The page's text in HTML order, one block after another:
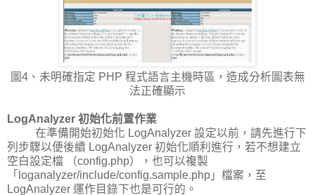
圖4、未明確指定 PHP 程式語言主機時區，造成分析圖表無
法正確顯示
LogAnalyzer 初始化前置作業
在準備開始初始化 LogAnalyzer 設定以前，請先進行下
列步驟以便後續 LogAnalyzer 初始化順利進行，若不想建立
空白設定檔 （config.php），也可以複製
「loganalyzer/include/config.sample.php」檔案，至
LogAnalyzer 運作目錄下也是可行的。